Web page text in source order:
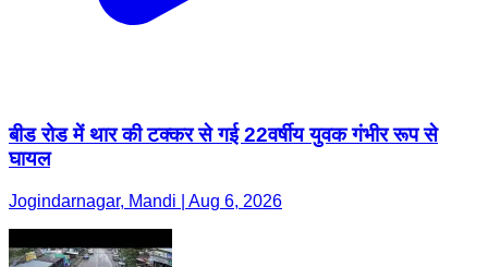
बीड रोड में थार की टक्कर से गई 22वर्षीय युवक गंभीर रूप से
घायल
Jogindarnagar, Mandi | Aug 6, 2026